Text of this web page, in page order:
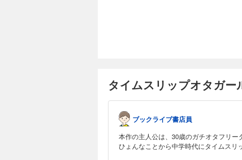
タイムスリップオタガー
ブックライブ書店員
本作の主人公は、30歳のガチオタフリー
ひょんなことから中学時代にタイムスリ